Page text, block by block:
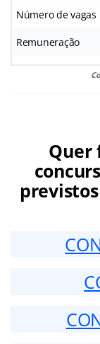
Número de vagas
Remuneração
Quer